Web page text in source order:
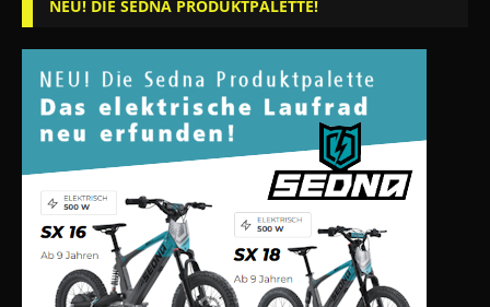
NEU! DIE SEDNA PRODUKTPALETTE!